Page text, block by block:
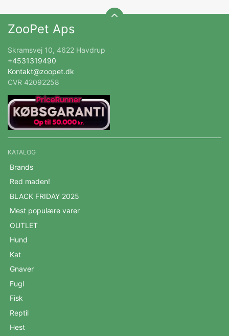
ZooPet Aps
Skramsvej 10, 4622 Havdrup
+4531319490
Kontakt@zoopet.dk
CVR 42092258
KATALOG
Brands
Red maden!
BLACK FRIDAY 2025
Mest populære varer
OUTLET
Hund
Kat
Gnaver
Fugl
Fisk
Reptil
Hest